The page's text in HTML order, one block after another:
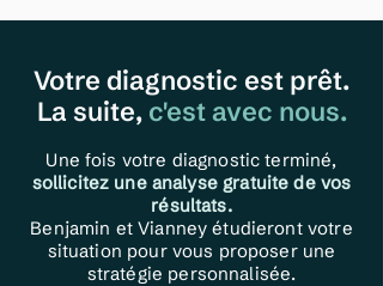
Votre diagnostic est prêt.
La suite, c'est avec nous.
Une fois votre diagnostic terminé,
sollicitez une analyse gratuite de vos
résultats.
Benjamin et Vianney étudieront votre
situation pour vous proposer une
stratégie personnalisée.